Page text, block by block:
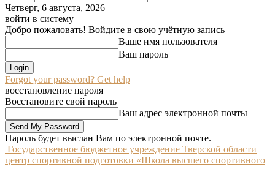
Четверг, 6 августа, 2026
войти в систему
Добро пожаловать! Войдите в свою учётную запись
Ваше имя пользователя
Ваш пароль
Forgot your password? Get help
восстановление пароля
Восстановите свой пароль
Ваш адрес электронной почты
Пароль будет выслан Вам по электронной почте.
Государственное бюджетное учреждение Тверской области
центр спортивной подготовки «Школа высшего спортивного